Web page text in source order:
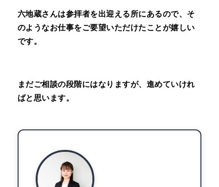
六地蔵さんは参拝者を出迎える所にあるので、そ
のようなお仕事をご要望いただけたことが嬉しい
です。
まだご相談の段階にはなりますが、進めていけれ
ばと思います。